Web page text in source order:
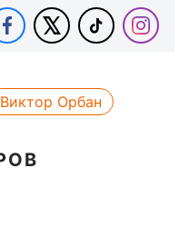
Виктор Орбан